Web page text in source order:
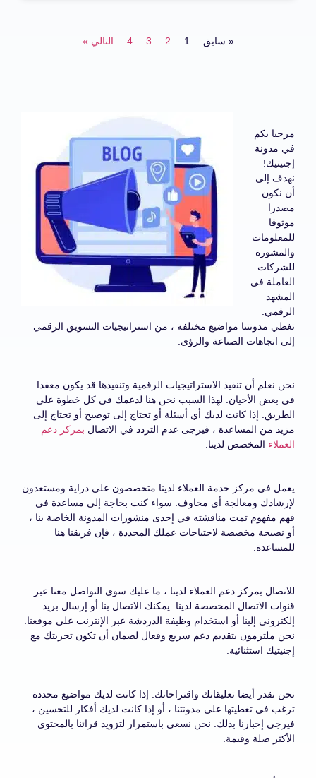
« سابق 1
2
3
4 التالي »
مرحبا بكم
في مدونة
إجنيتيك!
نهدف إلى
أن نكون
مصدرا
موثوقا
للمعلومات
والمشورة
للشركات
العاملة في
المشهد
الرقمي.
تغطي مدونتنا مواضيع مختلفة ، من استراتيجيات التسويق الرقمي
إلى اتجاهات الصناعة والرؤى.
نحن نعلم أن تنفيذ الاستراتيجيات الرقمية وتنفيذها قد يكون معقدا
في بعض الأحيان. لهذا السبب نحن هنا لدعمك في كل خطوة على
الطريق. إذا كانت لديك أي أسئلة أو تحتاج إلى توضيح أو تحتاج إلى
مزيد من المساعدة ، فيرجى عدم التردد في الاتصال بمركز دعم
العملاء المخصص لدينا.
يعمل في مركز خدمة العملاء لدينا متخصصون على دراية ومستعدون
لإرشادك ومعالجة أي مخاوف. سواء كنت بحاجة إلى مساعدة في
فهم مفهوم تمت مناقشته في إحدى منشورات المدونة الخاصة بنا ،
أو نصيحة مخصصة لاحتياجات عملك المحددة ، فإن فريقنا هنا
للمساعدة.
للاتصال بمركز دعم العملاء لدينا ، ما عليك سوى التواصل معنا عبر
قنوات الاتصال المخصصة لدينا. يمكنك الاتصال بنا أو إرسال بريد
إلكتروني إلينا أو استخدام وظيفة الدردشة عبر الإنترنت على موقعنا.
نحن ملتزمون بتقديم دعم سريع وفعال لضمان أن تكون تجربتك مع
إجنيتيك استثنائية.
نحن نقدر أيضا تعليقاتك واقتراحاتك. إذا كانت لديك مواضيع محددة
ترغب في تغطيتها على مدونتنا ، أو إذا كانت لديك أفكار للتحسين ،
فيرجى إخبارنا بذلك. نحن نسعى باستمرار لتزويد قرائنا بالمحتوى
الأكثر صلة وقيمة.